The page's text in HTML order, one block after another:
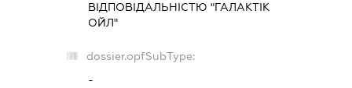
ВІДПОВІДАЛЬНІСТЮ "ГАЛАКТІК
ОЙЛ"
dossier.opfSubType:
-